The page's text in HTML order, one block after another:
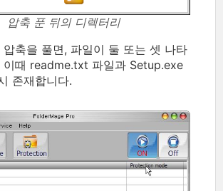
압축 푼 뒤의 디렉터리
압축을 풀면, 파일이 둘 또는 셋 나타
이때 readme.txt 파일과 Setup.exe
존재합니다.